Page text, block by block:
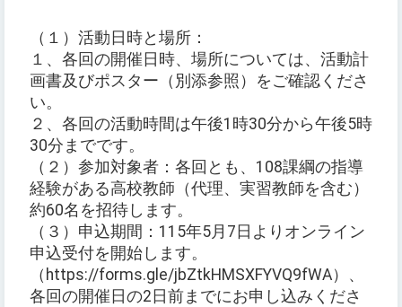
（１）活動日時と場所：
１、各回の開催日時、場所については、活動計
画書及びポスター（別添参照）をご確認くださ
い。
２、各回の活動時間は午後1時30分から午後5時
30分までです。
（２）参加対象者：各回とも、108課綱の指導
経験がある高校教師（代理、実習教師を含む）
約60名を招待します。
（３）申込期間：115年5月7日よりオンライン
申込受付を開始します。
（https://forms.gle/jbZtkHMSXFYVQ9fWA）、
各回の開催日の2日前までにお申し込みくださ